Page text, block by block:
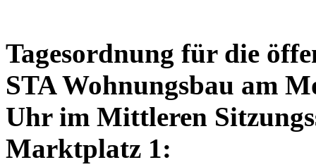
Tagesordnung für die
STA Wohnungsbau am
Uhr im Mittleren
Marktplatz 1: